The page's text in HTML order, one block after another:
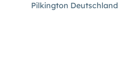
Pilkington Deutschland